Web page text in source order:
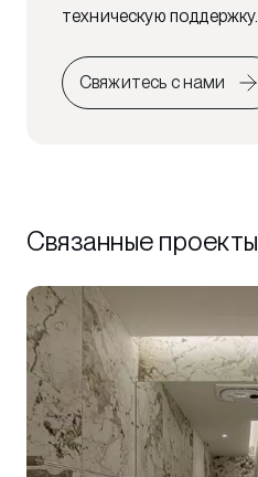
техническую поддержку.
Свяжитесь с нами
Связанные проекты